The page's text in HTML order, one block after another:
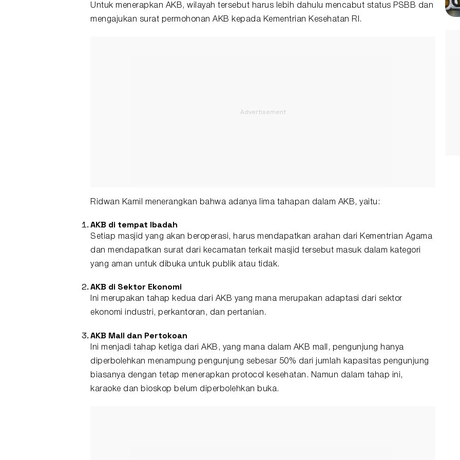
Untuk menerapkan AKB, wilayah tersebut harus lebih dahulu mencabut status PSBB dan
mengajukan surat permohonan AKB kepada Kementrian Kesehatan RI.
Ridwan Kamil menerangkan bahwa adanya lima tahapan dalam AKB, yaitu:
AKB di tempat Ibadah
Setiap masjid yang akan beroperasi, harus mendapatkan arahan dari Kementrian Agama
dan mendapatkan surat dari kecamatan terkait masjid tersebut masuk dalam kategori
yang aman untuk dibuka untuk publik atau tidak.
AKB di Sektor Ekonomi
Ini merupakan tahap kedua dari AKB yang mana merupakan adaptasi dari sektor
ekonomi industri, perkantoran, dan pertanian.
AKB Mall dan Pertokoan
Ini menjadi tahap ketiga dari AKB, yang mana dalam AKB mall, pengunjung hanya
diperbolehkan menampung pengunjung sebesar 50% dari jumlah kapasitas pengunjung
biasanya dengan tetap menerapkan protocol kesehatan. Namun dalam tahap ini,
karaoke dan bioskop belum diperbolehkan buka.